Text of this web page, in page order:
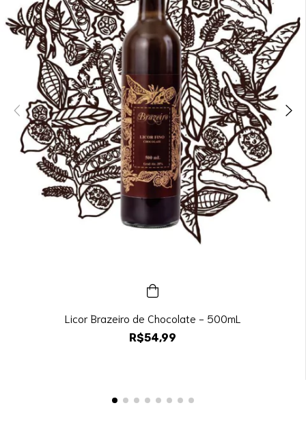
Licor Brazeiro de Chocolate - 500mL
R$54,99